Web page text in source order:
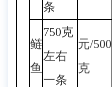
条
鲢
鱼
750克
左右
一条
元/500
克